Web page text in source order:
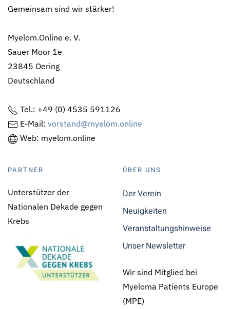
Gemeinsam sind wir stärker!
Myelom.Online e. V.
Sauer Moor 1e
23845 Oering
Deutschland
Tel.: +49 (0) 4535 591126
E-Mail: vorstand@myelom.online
Web: myelom.online
PARTNER
Unterstützer der
Nationalen Dekade gegen
Krebs
ÜBER UNS
Der Verein
Neuigkeiten
Veranstaltungshinweise
Unser Newsletter
Wir sind Mitglied bei
Myeloma Patients Europe
(MPE)